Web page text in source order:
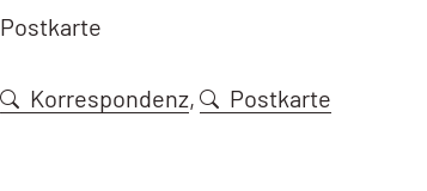
Postkarte
Korrespondenz, Postkarte